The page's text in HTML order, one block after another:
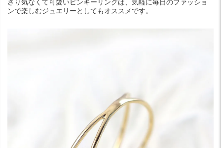
さり気なくて可愛いピンキーリングは、気軽に毎日のファッショ
ンで楽しむジュエリーとしてもオススメです。